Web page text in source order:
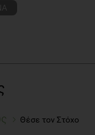
Θέσε τον Στόχο